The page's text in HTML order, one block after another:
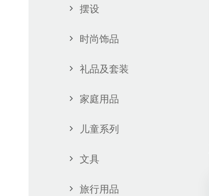
摆设
时尚饰品
礼品及套装
家庭用品
儿童系列
文具
旅行用品